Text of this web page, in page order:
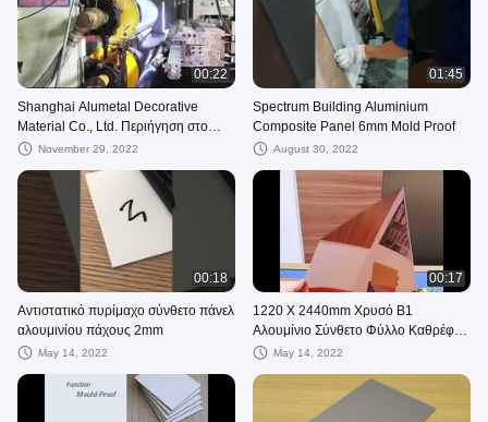
00:22
Shanghai Alumetal Decorative
Material Co., Ltd. Περιήγηση στο
εργοστάσιο
November 29, 2022
01:45
Spectrum Building Aluminium
Composite Panel 6mm Mold Proof
August 30, 2022
00:18
Αντιστατικό πυρίμαχο σύνθετο πάνελ
αλουμινίου πάχους 2mm
May 14, 2022
00:17
1220 X 2440mm Χρυσό Β1
Αλουμίνιο Σύνθετο Φύλλο Καθρέφτη
Πυρήνα HDPE Πάχους 0,5 mm
May 14, 2022